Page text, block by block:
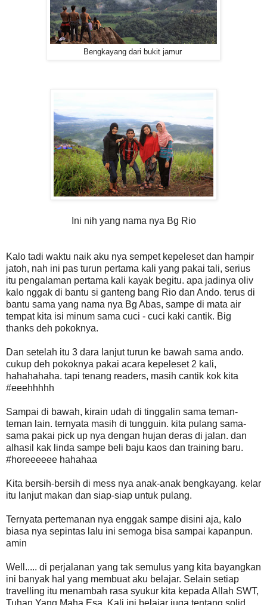
Bengkayang dari bukit jamur
Ini nih yang nama nya Bg Rio
Kalo tadi waktu naik aku nya sempet kepeleset dan hampir
jatoh, nah ini pas turun pertama kali yang pakai tali, serius
itu pengalaman pertama kali kayak begitu. apa jadinya oliv
kalo nggak di bantu si ganteng bang Rio dan Ando. terus di
bantu sama yang nama nya Bg Abas, sampe di mata air
tempat kita isi minum sama cuci - cuci kaki cantik. Big
thanks deh pokoknya.
Dan setelah itu 3 dara lanjut turun ke bawah sama ando.
cukup deh pokoknya pakai acara kepeleset 2 kali,
hahahahaha. tapi tenang readers, masih cantik kok kita
#eeehhhhh
Sampai di bawah, kirain udah di tinggalin sama teman-
teman lain. ternyata masih di tungguin. kita pulang sama-
sama pakai pick up nya dengan hujan deras di jalan. dan
alhasil kak linda sampe beli baju kaos dan training baru.
#horeeeeee hahahaa
Kita bersih-bersih di mess nya anak-anak bengkayang. kelar
itu lanjut makan dan siap-siap untuk pulang.
Ternyata pertemanan nya enggak sampe disini aja, kalo
biasa nya sepintas lalu ini semoga bisa sampai kapanpun.
amin
Well..... di perjalanan yang tak semulus yang kita bayangkan
ini banyak hal yang membuat aku belajar. Selain setiap
travelling itu menambah rasa syukur kita kepada Allah SWT,
Tuhan Yang Maha Esa. Kali ini belajar juga tentang solid